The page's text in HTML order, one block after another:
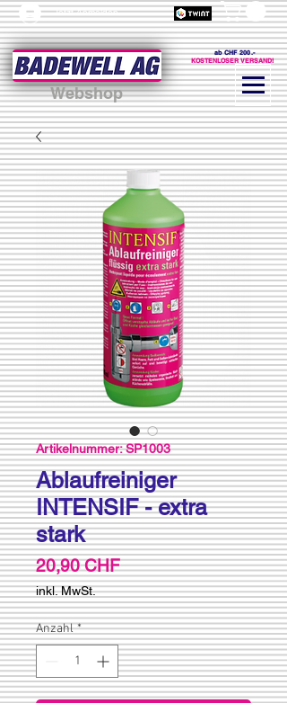
Jetzt Anmelden
Webshop
ab CHF 200.-
KOSTENLOSER VERSAND!
Artikelnummer: SP1003
Ablaufreiniger
INTENSIF - extra
stark
20,90 CHFPreis
inkl. MwSt.
Anzahl *